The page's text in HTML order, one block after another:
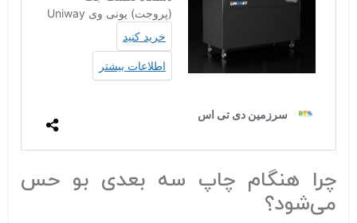
چرا هنگام چاپ سه‌ بعدی بو حس
می‌شود؟